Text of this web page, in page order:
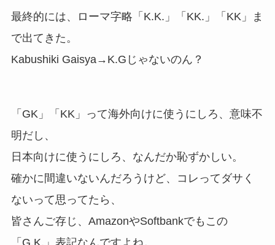
最終的には、ローマ字略「K.K.」「KK.」「KK」ま
で出てきた。
Kabushiki Gaisya→K.Gじゃないのん？
「GK」「KK」って海外向けに使うにしろ、意味不
明だし、
日本向けに使うにしろ、なんだか恥ずかしい。
確かに間違いないんだろうけど、コレってダサく
ないって思ってたら、
皆さんご存じ、AmazonやSoftbankでもこの
「G.K.」表記なんですよね。